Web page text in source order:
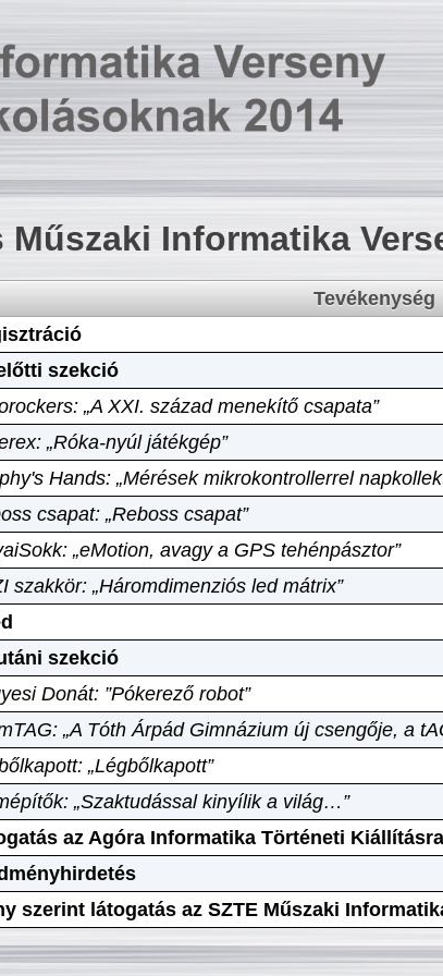
Műszaki Informatika
Tevékenység
szekció
„A XXI. század menekítő csapata”
„Róka-nyúl játékgép”
Hands: „Mérések mikrokontrollerrel
csapat: „Reboss csapat”
„eMotion, avagy a GPS tehénpásztor”
szakkör: „Háromdimenziós led mátrix”
szekció
Donát: ”Pókerező robot”
„A Tóth Árpád Gimnázium új csengője, a
„Légbőlkapott”
„Szaktudással kinyílik a világ…”
az Agóra Informatika Történeti Kiállításra
szerint látogatás az SZTE Műszaki